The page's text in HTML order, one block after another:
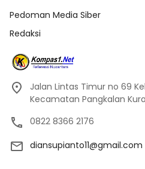
Pedoman Media Siber
Redaksi
Jalan Lintas Timur no 69
Kecamatan Pangkalan
0822 8366 2176
diansupianto11@gmail.com